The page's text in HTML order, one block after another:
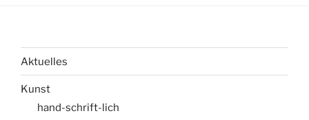
Aktuelles
Kunst
hand-schrift-lich